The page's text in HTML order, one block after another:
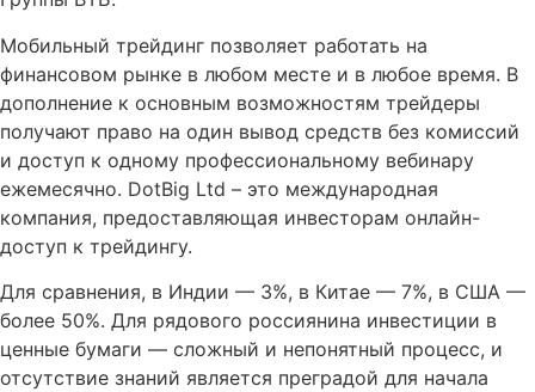
Мобильный трейдинг позволяет работать на
финансовом рынке в любом месте и в любое время. В
дополнение к основным возможностям трейдеры
получают право на один вывод средств без комиссий
и доступ к одному профессиональному вебинару
ежемесячно. DotBig Ltd – это международная
компания, предоставляющая инвесторам онлайн-
доступ к трейдингу.
Для сравнения, в Индии — 3%, в Китае — 7%, в США —
более 50%. Для рядового россиянина инвестиции в
ценные бумаги — сложный и непонятный процесс, и
отсутствие знаний является преградой для начала